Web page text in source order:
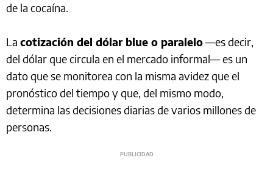
de la cocaína.
La cotización del dólar blue o paralelo—es decir,
del dólar que circula en el mercado informal— es un
dato que se monitorea con la misma avidez que el
pronóstico del tiempo y que, del mismo modo,
determina las decisiones diarias de varios millones de
personas.